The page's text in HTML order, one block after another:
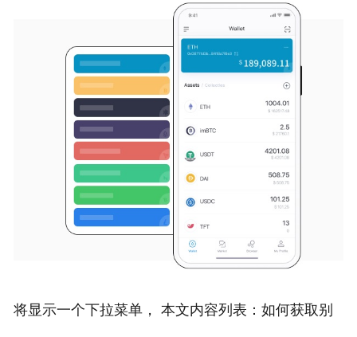
将显示一个下拉菜单， 本文内容列表：如何获取别